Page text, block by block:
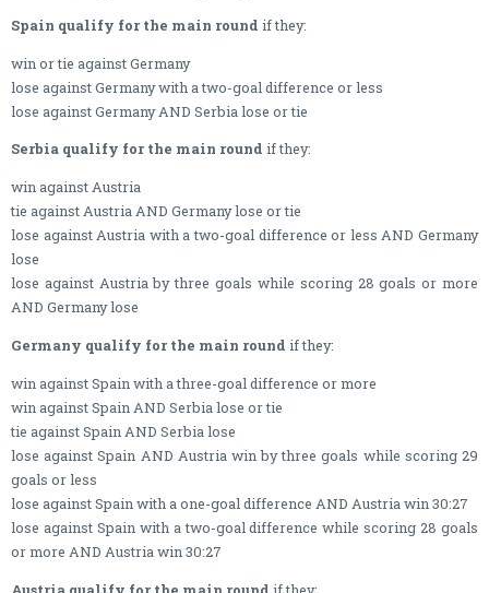
Spain qualify for the main round if they:
win or tie against Germany
lose against Germany with a two-goal difference or less
lose against Germany AND Serbia lose or tie
Serbia qualify for the main round if they:
win against Austria
tie against Austria AND Germany lose or tie
lose against Austria with a two-goal difference or less AND Germany
lose
lose against Austria by three goals while scoring 28 goals or more
AND Germany lose
Germany qualify for the main round if they:
win against Spain with a three-goal difference or more
win against Spain AND Serbia lose or tie
tie against Spain AND Serbia lose
lose against Spain AND Austria win by three goals while scoring 29
goals or less
lose against Spain with a one-goal difference AND Austria win 30:27
lose against Spain with a two-goal difference while scoring 28 goals
or more AND Austria win 30:27
Austria qualify for the main round if they: